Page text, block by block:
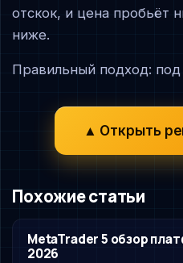
отскок, и цена пробьёт
ниже.
Правильный подход: под
▲ Открыть
Похожие статьи
MetaTrader 5 обзор
2026